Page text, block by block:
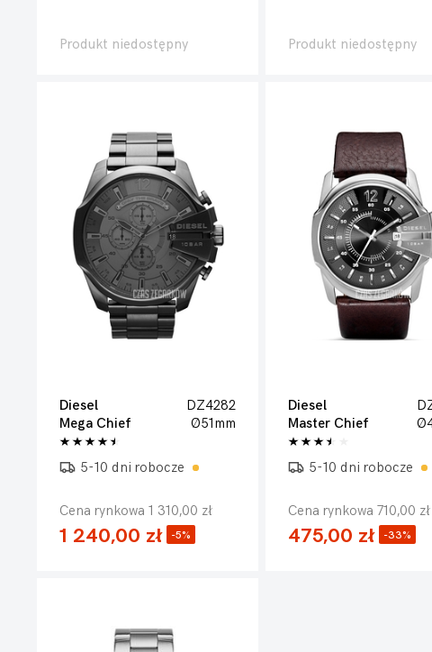
Produkt niedostępny Produkt niedostępny
Diesel
DZ4282
Mega Chief
Ø51mm
5-10 dni robocze
Cena rynkowa 1 310,00 zł
1 240,00 zł -5%
Diesel
Master Chief
5-10 dni robocze
Cena rynkowa 710,00 zł
475,00 zł -33%